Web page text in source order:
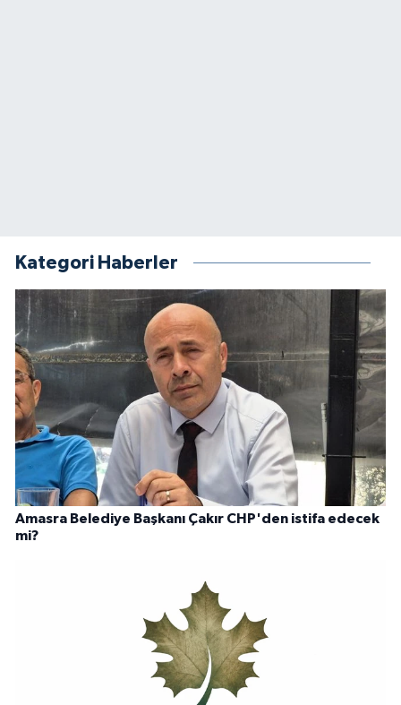
Kategori Haberler
Amasra Belediye Başkanı Çakır CHP'den istifa edecek
mi?